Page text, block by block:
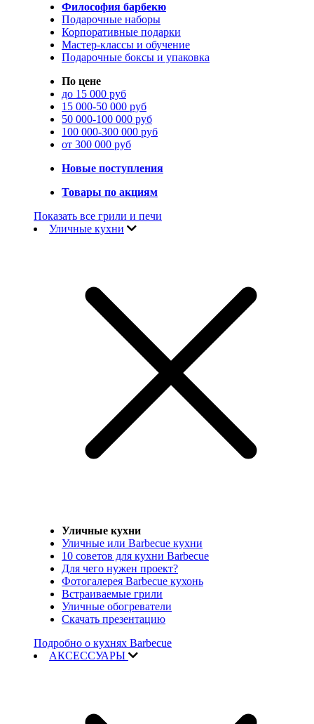
Философия барбекю
Подарочные наборы
Корпоративные подарки
Мастер-классы и обучение
Подарочные боксы и упаковка
По цене
до 15 000 руб
15 000-50 000 руб
50 000-100 000 руб
100 000-300 000 руб
от 300 000 руб
Новые поступления
Товары по акциям
Показать все грили и печи
Уличные кухни
Уличные кухни
Уличные или Barbecue кухни
10 советов для кухни Barbecue
Для чего нужен проект?
Фотогалерея Barbecue кухонь
Встраиваемые грили
Уличные обогреватели
Скачать презентацию
Подробно о кухнях Barbecue
АКСЕССУАРЫ